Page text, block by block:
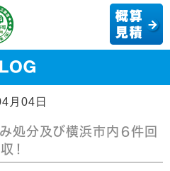
月04日
処分及び横浜市内６件回
収！